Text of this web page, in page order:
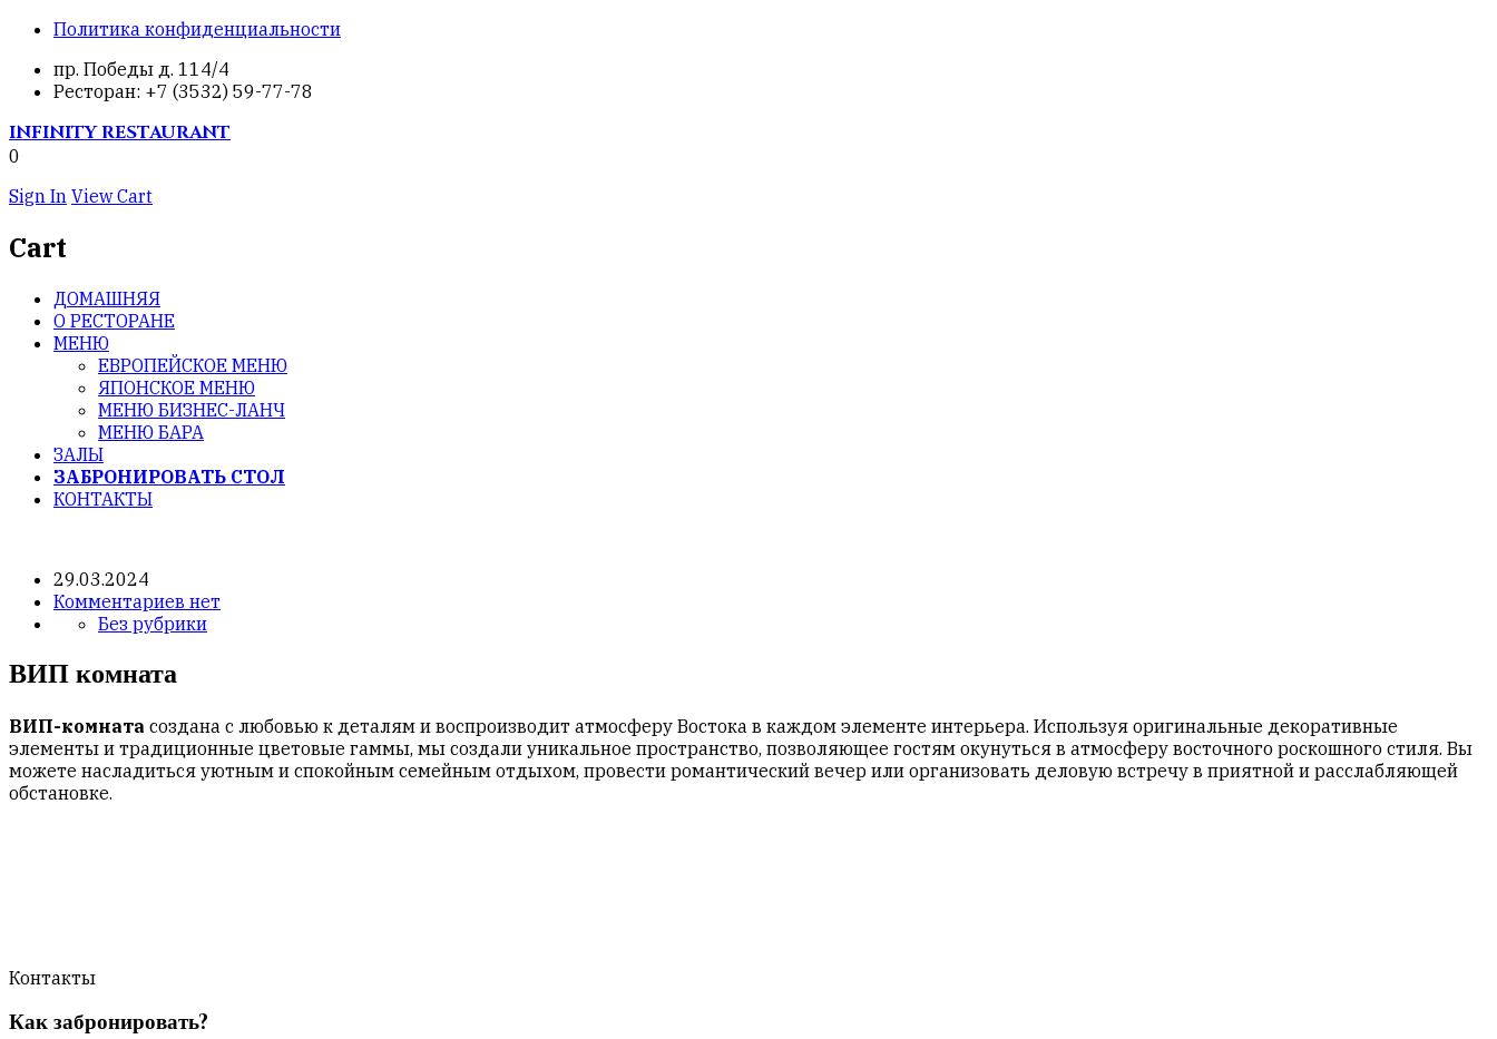
Политика конфиденциальности
пр. Победы д. 114/4
Ресторан: +7 (3532) 59-77-78
INFINITYRESTAURANT
0
Sign In View Cart
Cart
ДОМАШНЯЯ
О РЕСТОРАНЕ
МЕНЮ
ЕВРОПЕЙСКОЕ МЕНЮ
ЯПОНСКОЕ МЕНЮ
МЕНЮ БИЗНЕС-ЛАНЧ
МЕНЮ БАРА
ЗАЛЫ
ЗАБРОНИРОВАТЬ СТОЛ
КОНТАКТЫ
29.03.2024
Комментариев нет
Без рубрики
ВИП комната
ВИП-комната создана с любовью к деталям и воспроизводит атмосферу Востока в каждом элементе интерьера. Используя оригинальные декоративные
элементы и традиционные цветовые гаммы, мы создали уникальное пространство, позволяющее гостям окунуться в атмосферу восточного роскошного стиля. Вы
можете насладиться уютным и спокойным семейным отдыхом, провести романтический вечер или организовать деловую встречу в приятной и расслабляющей
обстановке.
Контакты
Как забронировать?